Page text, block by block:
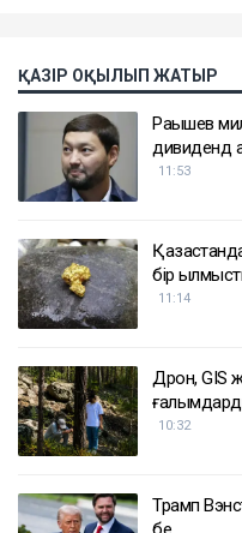
ҚАЗІР ОҚЫЛЫП ЖАТЫР
Рақышев